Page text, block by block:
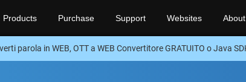
Products Purchase Support Websites About
parola in WEB, OTT a WEB Convertitore GRATUITO o Java